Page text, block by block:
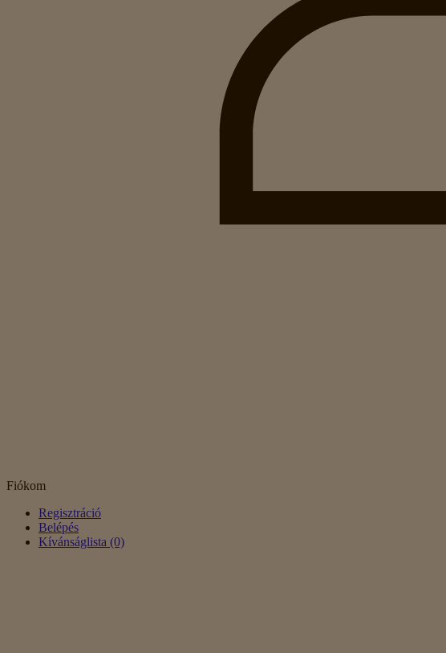
Fiókom
Regisztráció
Belépés
Kívánságlista (0)